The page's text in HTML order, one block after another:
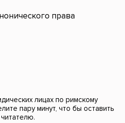
права
лицах по римскому
пару минут, что бы оставить